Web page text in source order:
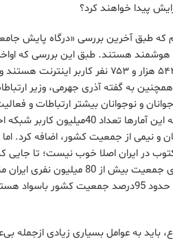
پیدا خواهند کرد؟
طبق آخرین بررسی «درگاه پایش
کشور برابر با ۴۲ میلیون و ۵۴۴ هزار و
و امروز ۴۰ درصد جوانان و نوجوانان بیشتر
می‌دهند. علاوه‌براین، باید به این
و نیمی از جمعیت کشور، اضافه کرد.
800هزار نسخه است که برای
سازمان نهضت سوادآموزی، حدود 95درصد
باید به عوامل بسیاری زیادی ازجمله